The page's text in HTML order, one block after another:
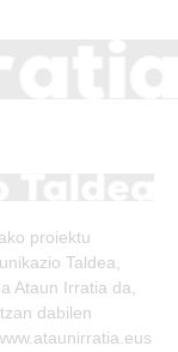
proiektu
Taldea,
Ataun Irratia da,
dabilen